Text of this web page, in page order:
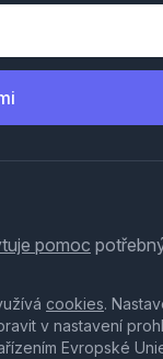
pomoc
cookies.
v nastavení
Evropské